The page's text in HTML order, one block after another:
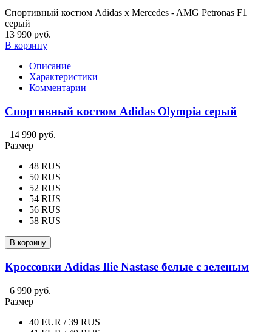
Спортивный костюм Adidas x Mercedes - AMG Petronas F1
серый
13 990 руб.
В корзину
Описание
Характеристики
Комментарии
Спортивный костюм Adidas Olympia серый
14 990 руб.
Размер
48 RUS
50 RUS
52 RUS
54 RUS
56 RUS
58 RUS
В корзину
Кроссовки Adidas Ilie Nastase белые с зеленым
6 990 руб.
Размер
40 EUR / 39 RUS